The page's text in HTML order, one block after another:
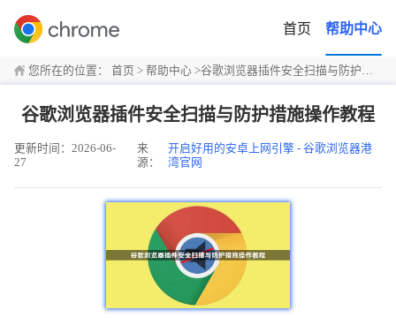
首页 帮助中心
您所在的位置： 首页 > 帮助中心 >谷歌浏览器插件安全扫描与防护措施操作教程
谷歌浏览器插件安全扫描与防护措施操作教程
更新时间：2026-06-
27
来
源：
开启好用的安卓上网引擎 - 谷歌浏览器港
湾官网